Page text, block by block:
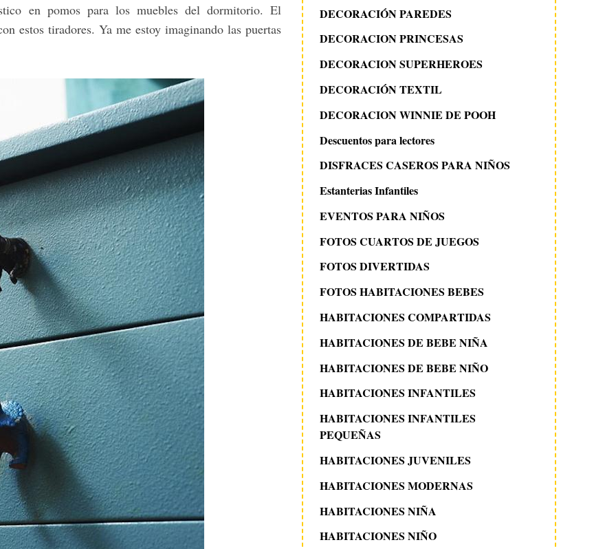
en pomos para los muebles del dormitorio. El
estos tiradores. Ya me estoy imaginando las puertas
DECORACIÓN PAREDES
DECORACION PRINCESAS
DECORACION SUPERHEROES
DECORACIÓN TEXTIL
DECORACION WINNIE DE POOH
Descuentos para lectores
DISFRACES CASEROS PARA NIÑOS
Estanterias Infantiles
EVENTOS PARA NIÑOS
FOTOS CUARTOS DE JUEGOS
FOTOS DIVERTIDAS
FOTOS HABITACIONES BEBES
HABITACIONES COMPARTIDAS
HABITACIONES DE BEBE NIÑA
HABITACIONES DE BEBE NIÑO
HABITACIONES INFANTILES
HABITACIONES INFANTILES
PEQUEÑAS
HABITACIONES JUVENILES
HABITACIONES MODERNAS
HABITACIONES NIÑA
HABITACIONES NIÑO